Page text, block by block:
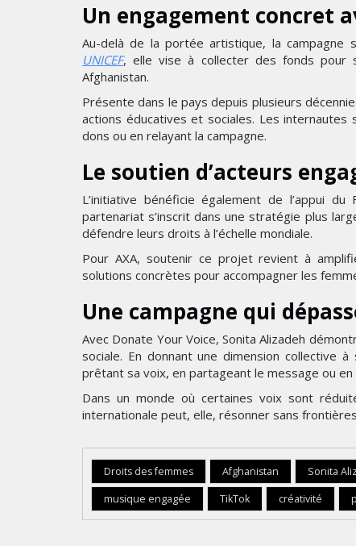
Un engagement concret
Au-delà de la portée artistique, la campagne
UNICEF, elle vise à collecter des fonds pour
Afghanistan.
Présente dans le pays depuis plusieurs
actions éducatives et sociales. Les
dons ou en relayant la campagne.
Le soutien d’acteurs
L’initiative bénéficie également de l’appui
partenariat s’inscrit dans une stratégie plus
défendre leurs droits à l’échelle mondiale.
Pour AXA, soutenir ce projet revient à
solutions concrètes pour accompagner les
Une campagne qui
Avec Donate Your Voice, Sonita Alizadeh
sociale. En donnant une dimension collective
prêtant sa voix, en partageant le message ou
Dans un monde où certaines voix sont
internationale peut, elle, résonner sans
Droits des femmes Afghanistan Sonita
musique engagée
TikTok créativité